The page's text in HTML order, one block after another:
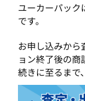
ユーカーパック
です。
お申し込みから
ョン終了後の
続きに至るまで